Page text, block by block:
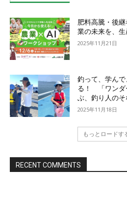
肥料高騰・後
業の未来を、生
2025年11月21日
釣って、学ん
る！ 「ワンダ
ぶ、釣り人のそ
2025年11月18日
もっとロードす
RECENT COMMENTS